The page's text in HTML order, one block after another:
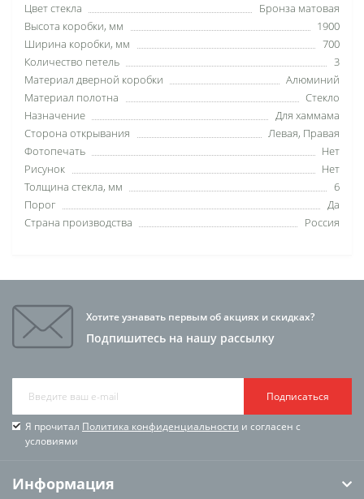
Цвет стекла
Бронза матовая
Высота коробки, мм
1900
Ширина коробки, мм
700
Количество петель
3
Материал дверной коробки
Алюминий
Материал полотна
Стекло
Назначение
Для хаммама
Сторона открывания
Левая, Правая
Фотопечать
Нет
Рисунок
Нет
Толщина стекла, мм
6
Порог
Да
Страна производства
Россия
Хотите узнавать первым об акциях и скидках?
Подпишитесь на нашу рассылку
Подписаться
Я прочитал Политика конфиденциальности и согласен с
условиями
Информация